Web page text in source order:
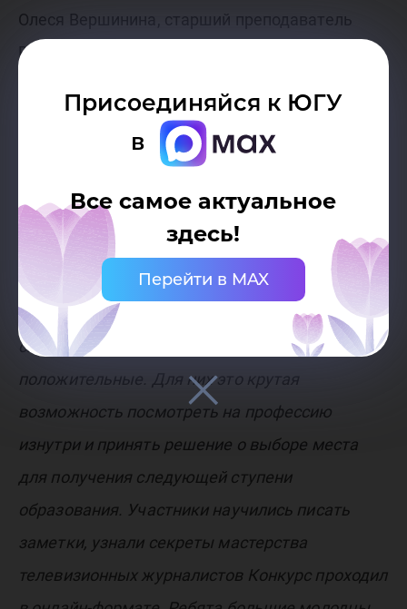
Присоединяйся к ЮГУ
в
Все самое актуальное
здесь!
Перейти в MAX
Олеся Вершинина, старший преподаватель
Высшей школы гуманитарных наук,
Осенняя школа «Шаг в профессию» превзошла
все ожидания:«Это для нас такой тест-драйв.
абитуриентам необходимы подобные форматы
встреч, и сколько реально заинтересованных в
профессии ребят. Реальность превзошла наши
ожидания. Мы рассчитывали на более
скромный результат. Отзывы у школьников
положительные. Для них это крутая
возможность посмотреть на профессию
изнутри и принять решение о выборе места
для получения следующей ступени
образования. Участники научились писать
заметки, узнали секреты мастерства
телевизионных журналистов Конкурс проходил